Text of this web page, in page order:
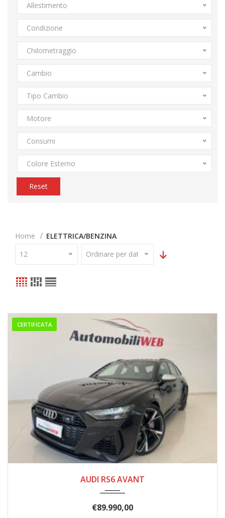
Allestimento
Condizione
Chilometraggio
Cambio
Tipo Cambio
Motore
Consumi
Colore Esterno
Reset
Home
ELETTRICA/BENZINA
12
Ordinare per data
CERTIFICATA
AUDI RS6 AVANT
€89.990,00